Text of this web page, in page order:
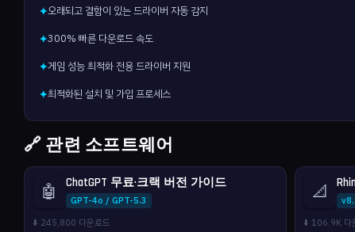
✦오래되고 결함이 있는 드라이버 자동 감지
✦300% 빠른 다운로드 속도
✦게임 성능 최적화 전용 드라이버 지원
✦최적화된 설치 및 가입 프로세스
🔗 관련 소프트웨어
🤖 ChatGPT 무료·크랙 버전 가이드
GPT-4o / GPT-5.3
⬇️ 245,800 다운로드
📐
⬇️ 106.9K 다